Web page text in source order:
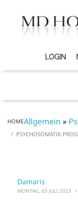
LOGIN
HOMEAllgemein »
PSYCHOSOMATIK
Damaris
MONTAG, 03 JULI 2023 /